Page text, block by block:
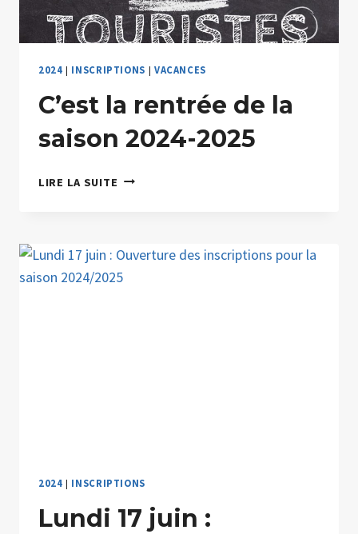
2024 | INSCRIPTIONS | VACANCES
C’est la rentrée de la
saison 2024-2025
LIRE LA SUITE C’EST
LA
SAISON
2024 | INSCRIPTIONS
Lundi 17 juin :